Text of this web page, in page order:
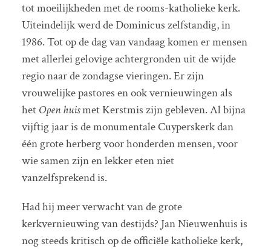
tot moeilijkheden met de rooms-katholieke kerk.
Uiteindelijk werd de Dominicus zelfstandig, in
1986. Tot op de dag van vandaag komen er mensen
met allerlei gelovige achtergronden uit de wijde
regio naar de zondagse vieringen. Er zijn
vrouwelijke pastores en ook vernieuwingen als
het Open huismet Kerstmis zijn gebleven. Al bijna
vijftig jaar is de monumentale Cuyperskerk dan
één grote herberg voor honderden mensen, voor
wie samen zijn en lekker eten niet
vanzelfsprekend is.
Had hij meer verwacht van de grote
kerkvernieuwing van destijds? Jan Nieuwenhuis is
nog steeds kritisch op de officiële katholieke kerk,